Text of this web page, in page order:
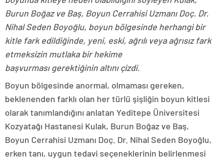
Burun Boğaz ve Baş, Boyun Cerrahisi Uzmanı Doç. Dr.
Nihal Seden Boyoğlu, boyun bölgesinde herhangi bir
kitle fark edildiğinde, yeni, eski, ağrılı veya ağrısız fark
etmeksizin mutlaka bir hekime
başvurması gerektiğinin altını çizdi.
Boyun bölgesinde anormal, olmaması gereken,
beklenenden farklı olan her türlü şişliğin boyun kitlesi
olarak tanımlandığını anlatan Yeditepe Üniversitesi
Kozyatağı Hastanesi Kulak, Burun Boğaz ve Baş,
Boyun Cerrahisi Uzmanı Doç. Dr. Nihal Seden Boyoğlu,
erken tanı, uygun tedavi seçeneklerinin belirlenmesi